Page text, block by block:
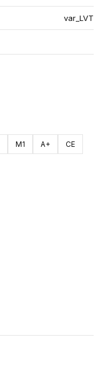
var_LVT
M1 A+ CE